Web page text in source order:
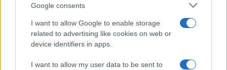
Google consents
I want to allow Google to enable storage
related to advertising like cookies on web or
device identifiers in apps.
I want to allow my user data to be sent to
B2B NEWS